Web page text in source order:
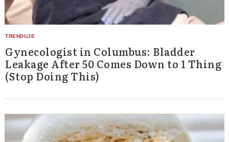
Gynecologist in Columbus: Bladder
Leakage After 50 Comes Down to 1 Thing
(Stop Doing This)